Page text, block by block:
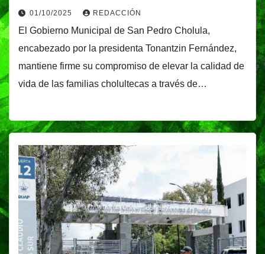
01/10/2025 REDACCIÓN
El Gobierno Municipal de San Pedro Cholula,
encabezado por la presidenta Tonantzin Fernández,
mantiene firme su compromiso de elevar la calidad de
vida de las familias cholultecas a través de…